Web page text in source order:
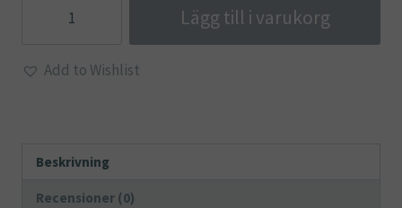
Mineraler
Lägg till i varukorg
Add to Wishlist
Beskrivning
Recensioner (0)